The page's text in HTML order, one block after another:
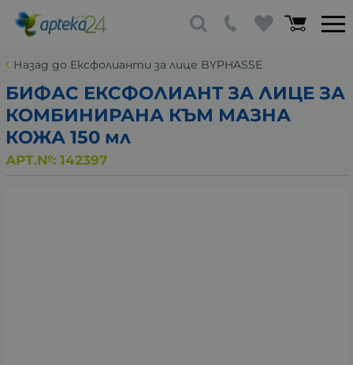
Назад до Ексфолианти за лице BYPHASSE
БИФАС ЕКСФОЛИАНТ ЗА ЛИЦЕ ЗА
КОМБИНИРАНА КЪМ МАЗНА
КОЖА 150 мл
АРТ.№: 142397